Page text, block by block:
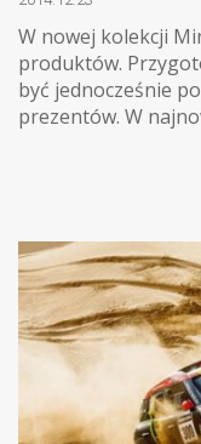
W nowej kolekcji
produktów.
być jednocześnie
prezentów. W